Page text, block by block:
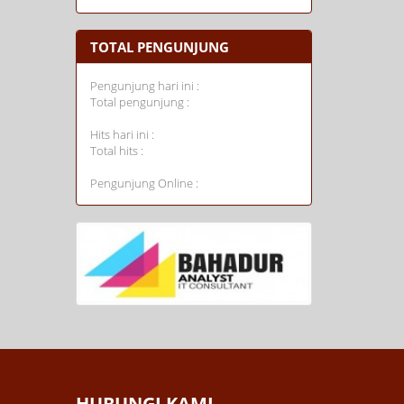
TOTAL PENGUNJUNG
Pengunjung hari ini :
Total pengunjung :
Hits hari ini :
Total hits :
Pengunjung Online :